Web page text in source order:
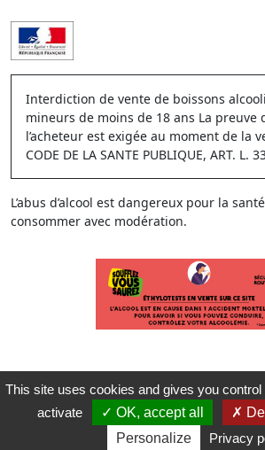
Interdiction de vente de boissons
mineurs de moins de 18 ans La preuve
l’acheteur est exigée au moment de la
CODE DE LA SANTE PUBLIQUE, ART. L.
L’abus d’alcool est dangereux pour la
consommer avec modération.
This site uses cookies and gives you
activate
OK, accept all
Personalize
Privacy